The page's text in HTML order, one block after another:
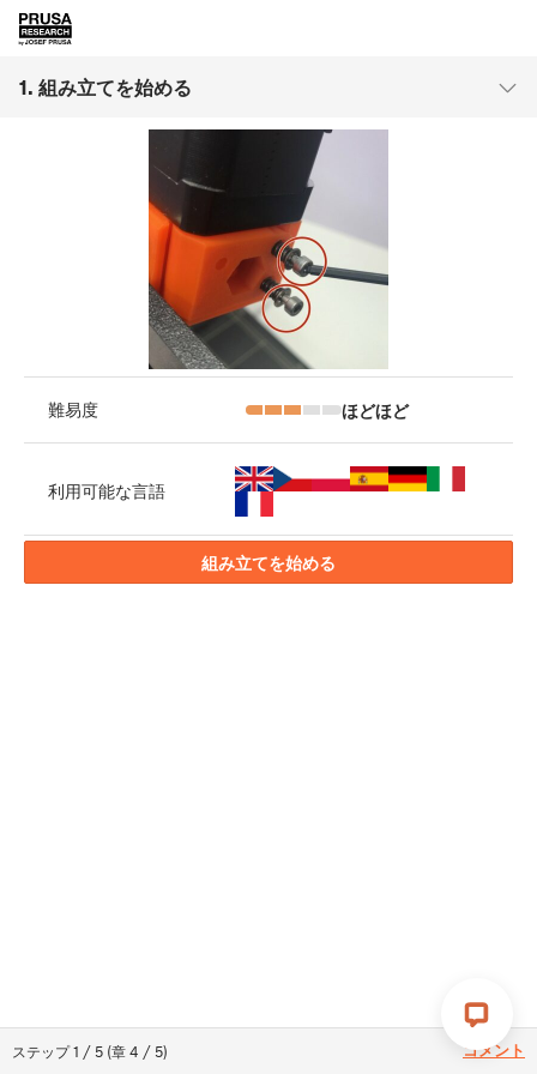
1. 組み立てを始める
ステップ1 / 5 (章4 / 5) コメント
難易度 ほどほど
利用可能な言語
組み立てを始める